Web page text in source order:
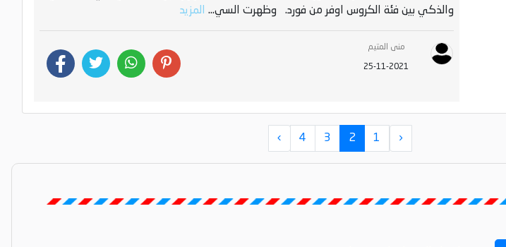
والذكي بين فئة الكروس اوفر من فورد. وظهرت السي...
المزيد
منى المتيم
25-11-2021
‹
1
2
3
4
›